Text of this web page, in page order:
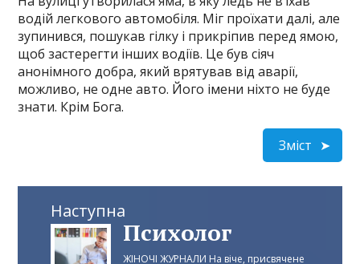
водій легкового автомобіля. Міг проїхати далі, але
зупинився, пошукав гілку і прикріпив перед ямою,
щоб застерегти інших водіїв. Це був сіяч
анонімного добра, який врятував від аварії,
можливо, не одне авто. Його імени ніхто не буде
знати. Крім Бога.
Зміст
Наступна
Психолог
ЖІНОЧІ ЖУРНАЛИ На віче, присвячене